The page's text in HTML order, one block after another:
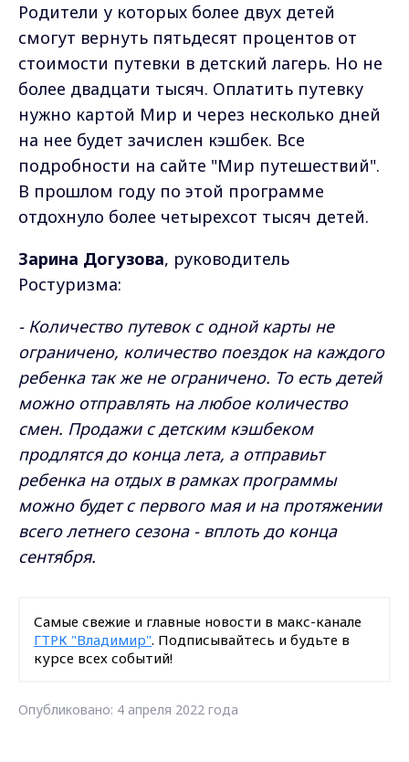
Родители у которых более двух детей
смогут вернуть пятьдесят процентов от
стоимости путевки в детский лагерь. Но не
более двадцати тысяч. Оплатить путевку
нужно картой Мир и через несколько дней
на нее будет зачислен кэшбек. Все
подробности на сайте "Мир путешествий".
В прошлом году по этой программе
отдохнуло более четырехсот тысяч детей.
Зарина Догузова, руководитель
Ростуризма:
- Количество путевок с одной карты не
ограничено, количество поездок на каждого
ребенка так же не ограничено. То есть детей
можно отправлять на любое количество
смен. Продажи с детским кэшбеком
продлятся до конца лета, а отправиьт
ребенка на отдых в рамках программы
можно будет с первого мая и на протяжении
всего летнего сезона - вплоть до конца
сентября.
Самые свежие и главные новости в макс-канале
ГТРК "Владимир". Подписывайтесь и будьте в
курсе всех событий!
Опубликовано: 4 апреля 2022 года